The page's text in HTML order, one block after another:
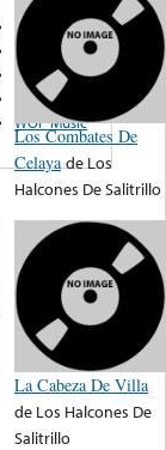
Los Combates De
Celaya deLos
Halcones De Salitrillo
La Cabeza De Villa
de Los Halcones De
Salitrillo
LM
Discos AD
Cisne
Hit
WOP Music